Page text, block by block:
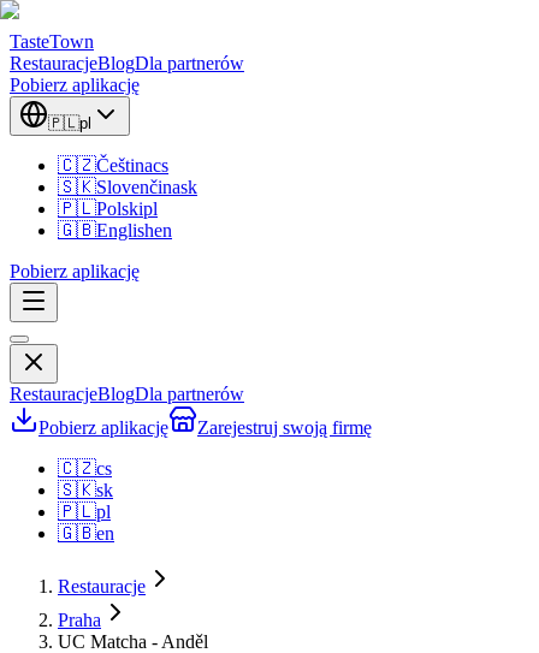
TasteTown
RestauracjeBlogDla partnerów
Pobierz aplikację
🇵🇱pl
🇨🇿Češtinacs
🇸🇰Slovenčinask
🇵🇱Polskipl
🇬🇧Englishen
Pobierz aplikację
RestauracjeBlogDla partnerów
Pobierz aplikację
Zarejestruj swoją firmę
🇨🇿cs
🇸🇰sk
🇵🇱pl
🇬🇧en
Restauracje
Praha
UC Matcha - Anděl